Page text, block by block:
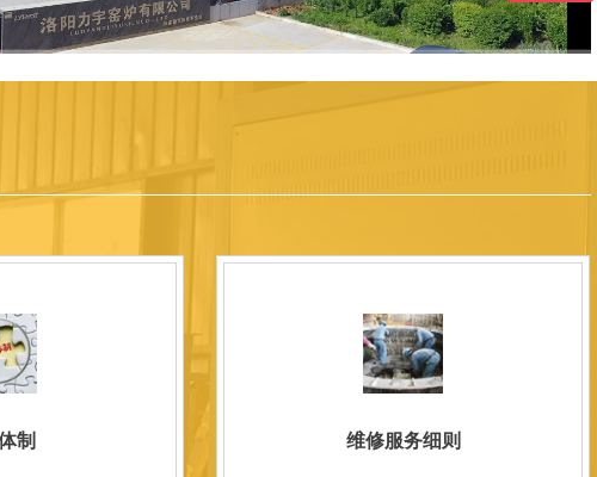
制 维修服务细则